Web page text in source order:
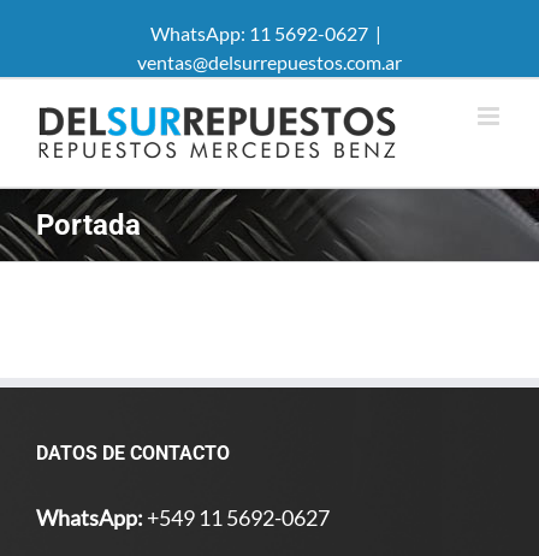
WhatsApp: 11 5692-0627 |
ventas@delsurrepuestos.com.ar
Portada
DATOS DE CONTACTO
WhatsApp: +549 11 5692-0627